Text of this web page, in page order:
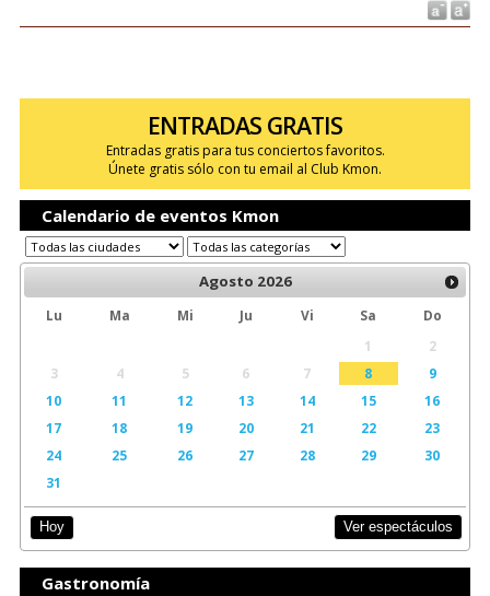
ENTRADAS GRATIS
Entradas gratis para tus conciertos favoritos.
Únete gratis sólo con tu email al Club Kmon.
Calendario de eventos Kmon
Agosto 2026
Lu Ma Mi Ju Vi Sa
Do
1
2
3
4 5 6 7 8
9
10
11 12 13 14 15
16
17
18 19 20 21 22
23
24
25 26 27 28 29
30
31
Hoy Ver espectáculos
Gastronomía